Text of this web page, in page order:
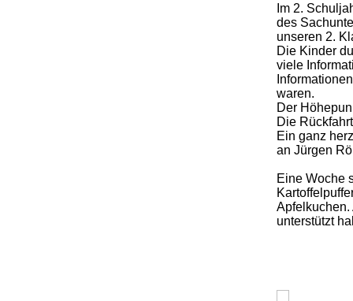
Im 2.
des
unseren 2.
Die Kinder
viele
waren.
Der
Die
Ein ganz
an Jürgen
Eine Woche
Apfelkuchen.
unterstützt